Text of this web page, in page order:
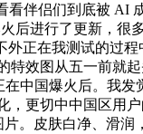
伴侣们到底被 AI
后进行了更新，很
正在我测试的过
效图从五一前就
中国爆火后。我
更切中中国区用
。皮肤白净、滑润